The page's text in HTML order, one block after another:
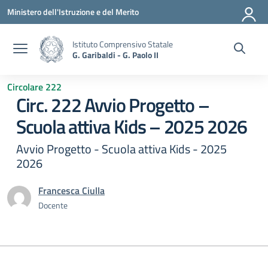
Vai ai contenuti
Vai al menu di navigazione
Vai al footer
Ministero dell'Istruzione e del Merito
Istituto Comprensivo Statale
G. Garibaldi - G. Paolo II
Circolare 222
Circ. 222 Avvio Progetto –
Scuola attiva Kids – 2025 2026
Avvio Progetto - Scuola attiva Kids - 2025
2026
Francesca Ciulla
Docente